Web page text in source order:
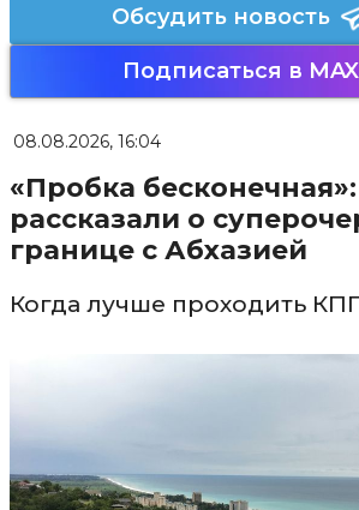
Обсудить новость
Подписаться в MAX
08.08.2026, 16:04
«Пробка
рассказали о
границе с Абхазией
Когда лучше проходить